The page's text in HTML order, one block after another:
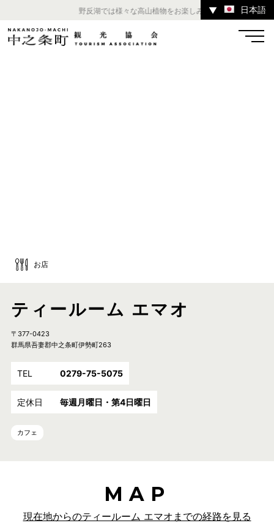
野反湖では様々な高山植物をお楽しみいただけます。 ／
▼ 日本語
お店
ティールーム エマオ
〒377-0423
群馬県吾妻郡中之条町伊勢町263
TEL 0279-75-5075
定休日 毎週月曜日・第4日曜日
カフェ
MAP
現在地からのティールーム エマオまでの経路を見る